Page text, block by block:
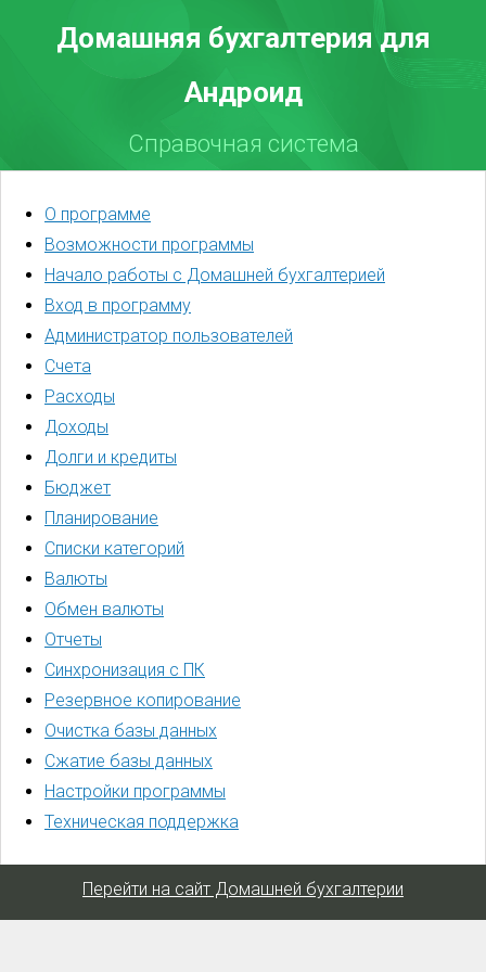
Домашняя бухгалтерия для
Андроид
Справочная система
О программе
Возможности программы
Начало работы с Домашней бухгалтерией
Вход в программу
Администратор пользователей
Счета
Расходы
Доходы
Долги и кредиты
Бюджет
Планирование
Списки категорий
Валюты
Обмен валюты
Отчеты
Синхронизация с ПК
Резервное копирование
Очистка базы данных
Сжатие базы данных
Настройки программы
Техническая поддержка
Перейти на сайт Домашней бухгалтерии